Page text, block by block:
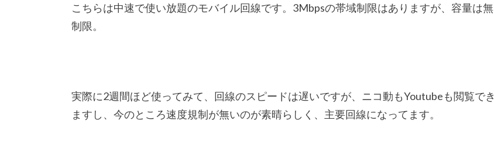
こちらは中速で使い放題のモバイル回線です。3Mbpsの帯域制限はありますが、容量は無
制限。
実際に2週間ほど使ってみて、回線のスピードは遅いですが、ニコ動もYoutubeも閲覧でき
ますし、今のところ速度規制が無いのが素晴らしく、主要回線になってます。